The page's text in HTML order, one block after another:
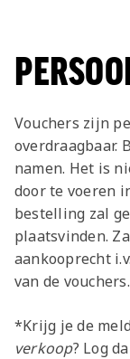
Vouchers zijn
overdraagbaar.
namen. Het is
door te voeren
bestelling zal
plaatsvinden.
aankooprecht
van de vouchers.
*Krijg je de
verkoop? Log